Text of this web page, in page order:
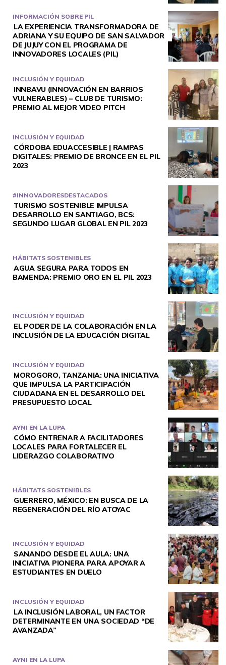
INFORMACIÓN SOBRE PIL
LA EXPERIENCIA TRANSFORMADORA DE
ADRIANA Y SU EQUIPO DE SAN SALVADOR
DE JUJUY CON EL PROGRAMA DE
INNOVADORES LOCALES (PIL)
INCLUSIÓN Y EQUIDAD
INNBAVU (INNOVACIÓN EN BARRIOS
VULNERABLES) – CLUB DE TURISMO:
PREMIO AL MEJOR VIDEO PITCH
INCLUSIÓN Y EQUIDAD
CÓRDOBA EDUACCESIBLE | RAMPAS
DIGITALES: PREMIO DE BRONCE EN EL PIL
2023
#INNOVADORESDESTACADOS
TURISMO SOSTENIBLE IMPULSA
DESARROLLO EN SANTIAGO, BCS:
SEGUNDO LUGAR GLOBAL EN PIL 2023
HÁBITATS SOSTENIBLES
AGUA SEGURA PARA TODOS EN
BAMENDA: PREMIO ORO EN EL PIL 2023
INCLUSIÓN Y EQUIDAD
EL PODER DE LA COLABORACIÓN EN LA
INCLUSIÓN DE LA EDUCACIÓN DIGITAL
INCLUSIÓN Y EQUIDAD
MOROGORO, TANZANIA: UNA INICIATIVA
QUE IMPULSA LA PARTICIPACIÓN
CIUDADANA EN EL DESARROLLO DEL
PRESUPUESTO LOCAL
AYNI EN LA LUPA
CÓMO ENTRENAR A FACILITADORES
LOCALES PARA FORTALECER EL
LIDERAZGO COLABORATIVO
HÁBITATS SOSTENIBLES
GUERRERO, MÉXICO: EN BUSCA DE LA
REGENERACIÓN DEL RÍO ATOYAC
INCLUSIÓN Y EQUIDAD
SANANDO DESDE EL AULA: UNA
INICIATIVA PIONERA PARA APOYAR A
ESTUDIANTES EN DUELO
INCLUSIÓN Y EQUIDAD
LA INCLUSIÓN LABORAL, UN FACTOR
DETERMINANTE EN UNA SOCIEDAD “DE
AVANZADA”
AYNI EN LA LUPA